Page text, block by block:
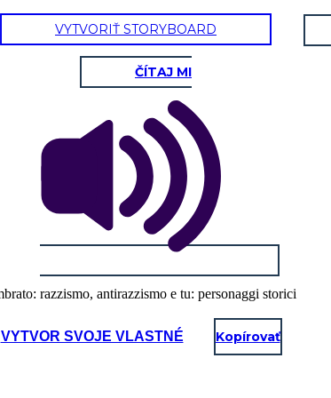
VYTVORIŤ STORYBOARD
ČÍTAJ MI
VYTVOR SVOJE VLASTNÉ Kopírovať